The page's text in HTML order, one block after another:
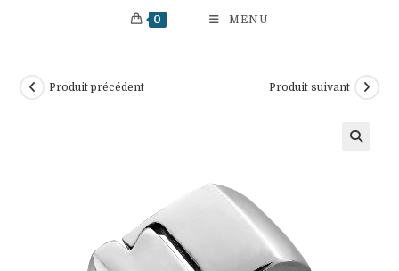
0 MENU
Produit précédent Produit suivant